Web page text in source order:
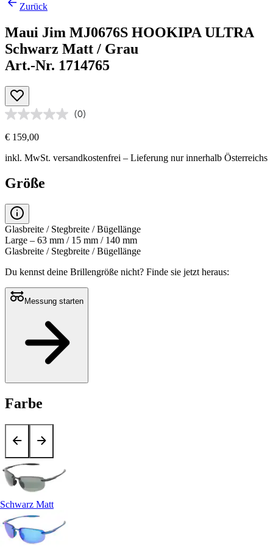
Zurück
Maui Jim MJ0676S HOOKIPA ULTRA
Schwarz Matt / Grau
Art.-Nr. 1714765
(0)
€ 159,00
inkl. MwSt. versandkostenfrei – Lieferung nur innerhalb Österreichs
Größe
Glasbreite / Stegbreite / Bügellänge
Large – 63 mm / 15 mm / 140 mm
Glasbreite / Stegbreite / Bügellänge
Du kennst deine Brillengröße nicht? Finde sie jetzt heraus:
Messung starten
Farbe
Schwarz Matt